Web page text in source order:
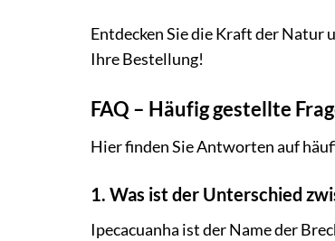
Entdecken Sie die Kraft der Natur
Ihre Bestellung!
FAQ – Häufig gestellte
Hier finden Sie Antworten auf
1. Was ist der Unterschied
Ipecacuanha ist der Name der